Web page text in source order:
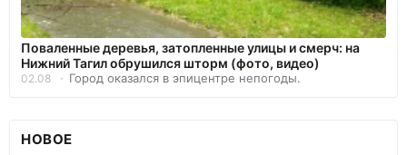
Поваленные деревья, затопленные улицы и смерч: на
Нижний Тагил обрушился шторм (фото, видео)
02.08 Город оказался в эпицентре непогоды.
НОВОЕ